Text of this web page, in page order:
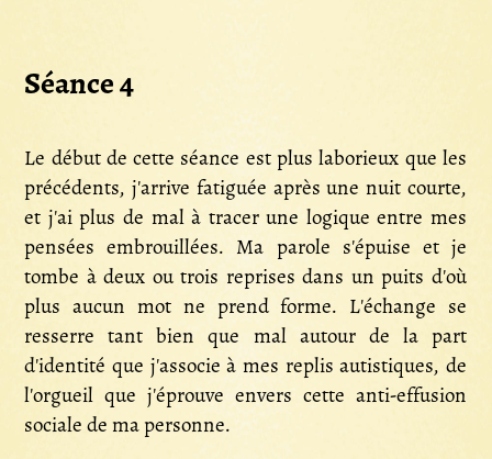
Séance 4
Le début de cette séance est plus laborieux que les
précédents, j'arrive fatiguée après une nuit courte,
et j'ai plus de mal à tracer une logique entre mes
pensées embrouillées. Ma parole s'épuise et je
tombe à deux ou trois reprises dans un puits d'où
plus aucun mot ne prend forme. L'échange se
resserre tant bien que mal autour de la part
d'identité que j'associe à mes replis autistiques, de
l'orgueil que j'éprouve envers cette anti-effusion
sociale de ma personne.